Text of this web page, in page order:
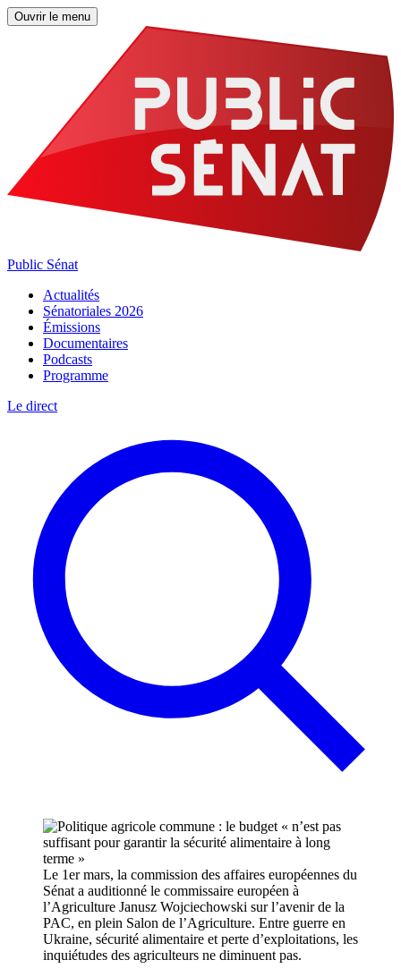
Ouvrir le menu
Public Sénat
Actualités
Sénatoriales 2026
Émissions
Documentaires
Podcasts
Programme
Le direct
Le 1er mars, la commission des affaires européennes du
Sénat a auditionné le commissaire européen à
l’Agriculture Janusz Wojciechowski sur l’avenir de la
PAC, en plein Salon de l’Agriculture. Entre guerre en
Ukraine, sécurité alimentaire et perte d’exploitations, les
inquiétudes des agriculteurs ne diminuent pas.